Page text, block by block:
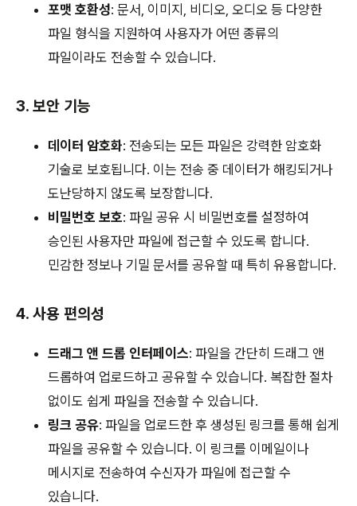
포맷 호환성: 문서, 이미지, 비디오, 오디오 등 다양한
파일 형식을 지원하여 사용자가 어떤 종류의
파일이라도 전송할 수 있습니다.
3. 보안 기능
데이터 암호화: 전송되는 모든 파일은 강력한 암호화
기술로 보호됩니다. 이는 전송 중 데이터가 해킹되거나
도난당하지 않도록 보장합니다.
비밀번호 보호: 파일 공유 시 비밀번호를 설정하여
승인된 사용자만 파일에 접근할 수 있도록 합니다.
민감한 정보나 기밀 문서를 공유할 때 특히 유용합니다.
4. 사용 편의성
드래그 앤 드롭 인터페이스: 파일을 간단히 드래그 앤
드롭하여 업로드하고 공유할 수 있습니다. 복잡한 절차
없이도 쉽게 파일을 전송할 수 있습니다.
링크 공유: 파일을 업로드한 후 생성된 링크를 통해 쉽게
파일을 공유할 수 있습니다. 이 링크를 이메일이나
메시지로 전송하여 수신자가 파일에 접근할 수
있습니다.